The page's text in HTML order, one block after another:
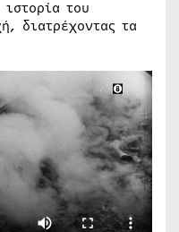
του
διατρέχοντας τα